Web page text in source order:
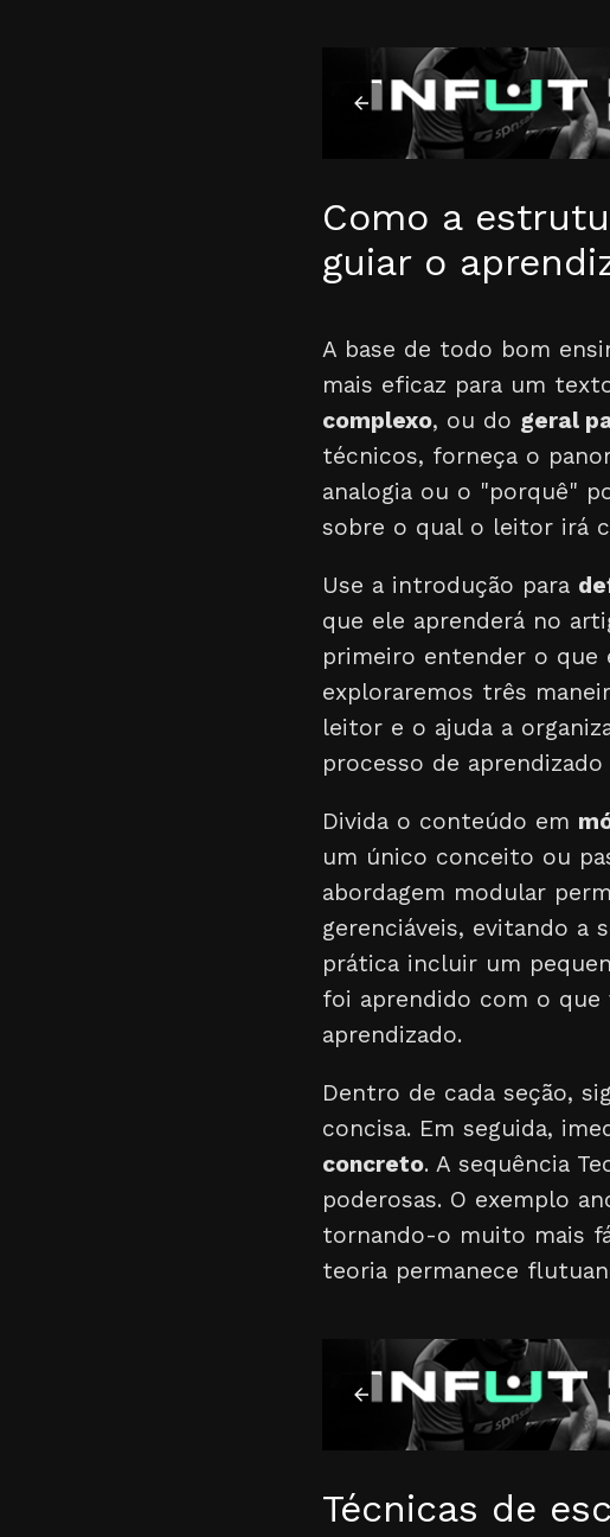
Como a
guiar o
A base de todo bom
mais eficaz para um
complexo, ou do geral
técnicos, forneça o
analogia ou o "porquê"
sobre o qual o leitor irá
Use a introdução para
que ele aprenderá no
primeiro entender o que
exploraremos três
leitor e o ajuda a
processo de
Divida o conteúdo em
um único conceito ou
abordagem modular
gerenciáveis, evitando a
prática incluir um
foi aprendido com o que
aprendizado.
Dentro de cada seção,
concisa. Em seguida,
concreto. A sequência
poderosas. O exemplo
tornando-o muito mais
teoria permanece
Técnicas de